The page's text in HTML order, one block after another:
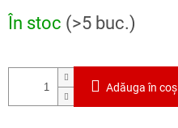
Evaluare
preţ:
În stoc (>5 buc.)
Adăuga în coş